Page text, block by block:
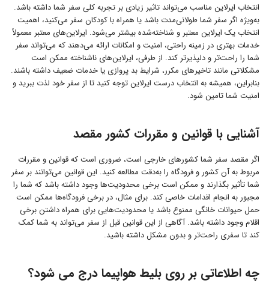
انتخاب ایرلاین مناسب می‌تواند تاثیر زیادی بر تجربه کلی سفر شما داشته باشد.
به‌ویژه اگر سفر شما طولانی‌مدت باشد یا همراه با کودکان سفر می‌کنید، اهمیت
انتخاب یک ایرلاین معتبر و شناخته‌شده بیشتر می‌شود. ایرلاین‌های معتبر معمولاً
خدمات بهتری در زمینه راحتی، امنیت و امکانات ارائه می‌دهند که می‌تواند سفر
شما را راحت‌تر و دلپذیرتر کند. از طرفی، ایرلاین‌های ناشناخته ممکن است
مشکلاتی مانند تاخیرهای مکرر، شرایط بد پروازی یا خدمات ضعیف داشته باشند.
بنابراین، همیشه به انتخاب درست ایرلاین توجه کنید تا از سفر خود لذت ببرید و
امنیت شما تامین شود.
آشنایی با قوانین و مقررات کشور مقصد
اگر مقصد سفر شما کشورهای خارجی است، ضروری است که قوانین و مقررات
مربوط به آن کشور و فرودگاه‌ را به‌دقت مطالعه کنید. این قوانین می‌توانند بر سفر
شما تأثیر بگذارند و ممکن است برخی محدودیت‌ها وجود داشته باشد که شما را
مجبور به انجام اقدامات خاصی کند. برای مثال، در برخی فرودگاه‌ها ممکن است
حمل حیوانات خانگی ممنوع باشد یا محدودیت‌هایی برای همراه داشتن برخی
اقلام وجود داشته باشد. آگاهی از این قوانین قبل از سفر می‌تواند به شما کمک
کند تا سفری راحت‌تر و بدون مشکل داشته باشید.
چه اطلاعاتی بر روی بلیط هواپیما درج می شود؟